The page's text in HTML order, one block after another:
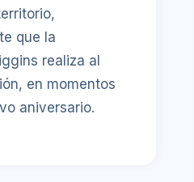
que la
realiza al
en momentos
aniversario.